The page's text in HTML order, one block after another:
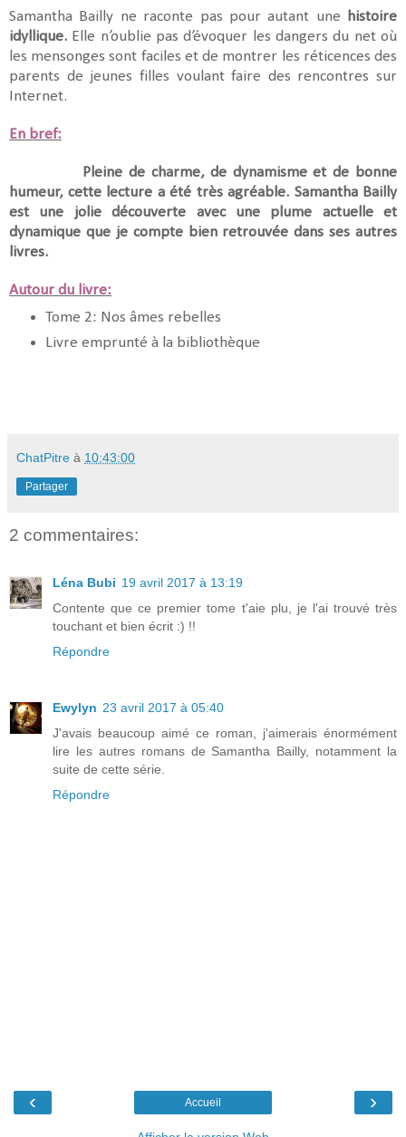
Samantha Bailly ne raconte pas pour autant une
histoire
idyllique. Elle n’oublie pas d’évoquer les dangers du net où
les mensonges sont faciles et de montrer les réticences des
parents de jeunes filles voulant faire des rencontres sur
Internet.
En bref:
Pleine de charme, de dynamisme et de bonne
humeur, cette lecture a été très agréable. Samantha Bailly
est une jolie découverte avec une plume actuelle et
dynamique que je compte bien retrouvée dans ses autres
livres.
Autour du livre:
Tome 2: Nos âmes rebelles
Livre emprunté à la bibliothèque
ChatPitre à 10:43:00
Partager
2 commentaires:
Léna Bubi 19 avril 2017 à 13:19
Contente que ce premier tome t'aie plu, je l'ai trouvé très
touchant et bien écrit :) !!
Répondre
Ewylyn 23 avril 2017 à 05:40
J'avais beaucoup aimé ce roman, j'aimerais énormément
lire les autres romans de Samantha Bailly, notamment la
suite de cette série.
Répondre
‹ ›
Accueil